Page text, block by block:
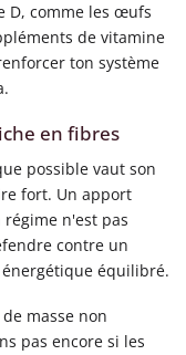
D, comme les œufs
de vitamine
ton système
en fibres
possible vaut son
fort. Un apport
n'est pas
contre un
équilibré.
masse non
pas encore si les